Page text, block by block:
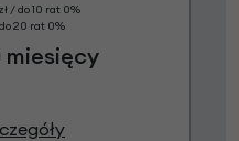
/ do 10 rat 0%
20 rat 0%
miesięcy